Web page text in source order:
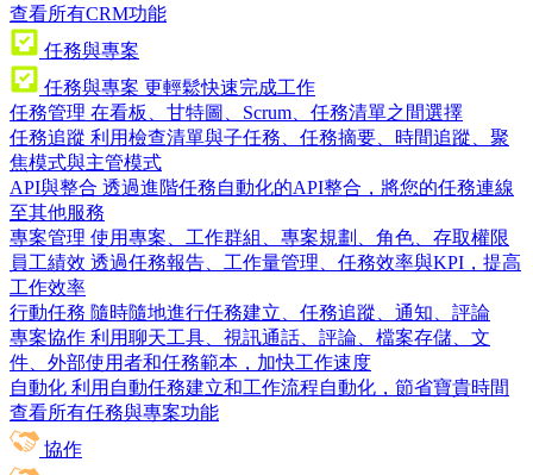
查看所有CRM功能
任務與專案
任務與專案 更輕鬆快速完成工作
任務管理 在看板、甘特圖、Scrum、任務清單之間選擇
任務追蹤 利用檢查清單與子任務、任務摘要、時間追蹤、聚
焦模式與主管模式
API與整合 透過進階任務自動化的API整合，將您的任務連線
至其他服務
專案管理 使用專案、工作群組、專案規劃、角色、存取權限
員工績效 透過任務報告、工作量管理、任務效率與KPI，提高
工作效率
行動任務 隨時隨地進行任務建立、任務追蹤、通知、評論
專案協作 利用聊天工具、視訊通話、評論、檔案存儲、文
件、外部使用者和任務範本，加快工作速度
自動化 利用自動任務建立和工作流程自動化，節省寶貴時間
查看所有任務與專案功能
協作